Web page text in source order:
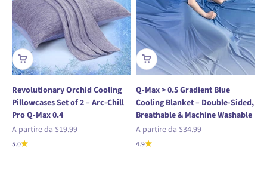
Revolutionary Orchid Cooling
Pillowcases Set of 2 – Arc-Chill
Pro Q-Max 0.4
Prezzo scontato
A partire da $19.99
5.0
Q-Max > 0.5 Gradient Blue
Cooling Blanket – Double-Sided,
Breathable & Machine Washable
Prezzo scontato
A partire da $34.99
4.9